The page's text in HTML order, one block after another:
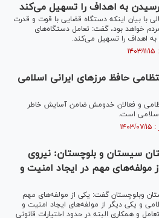
به اهداف را تسهیل می‌کند
با بیان اینکه دستگاه قضایی با قوت و قدرت
خواهد بود، گفت: تعامل دستگاه‌های
اهداف را تسهیل می‌کند.
حافظ مرزهای ایرانی اسلامی
و فعالان خدومش ضامن آسایش خاطر
است.
سیستان و بلوچستان: نیروی
مولفه‌های مهم در ایجاد امنیت و
وبلوچستان گفت: یکی از مولفه‌های مهم
و یکی دیگر از مولفه‌های ایجاد امنیت و
و همکاری البته در حدود اختیارات قانونی